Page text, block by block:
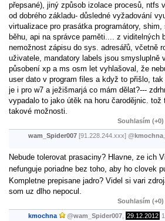
přepsané), jiný způsob izolace procesů, ntfs
od dobrého základu- důsledné vyžadování
virtualizace pro prasátka programátory,
běhu, api na správce paměti.... z viditelných
nemožnost zápisu do sys. adresářů, včetně
uživatele, mandatory labels jsou smysluplně
působení xp a ms osm let vyhlašoval, že
user dato v program files a když to přišlo,
je i pro w7 a ježišmarjá co mám dělat?---
vypadalo to jako útěk na horu čarodějnic.
takové možnosti.
Souhlasím (+0)
wam_Spider007 [91.228.244.xxx] @kmochna
Nebude tolerovat prasaciny? Hlavne, ze ich
nefunguje poriadne bez toho, aby ho clovek
Kompletne prepisane jadro? Videl si vari
som uz dlho nepocul.
Souhlasím (+0)
kmochna @wam_Spider007 29.12.2012